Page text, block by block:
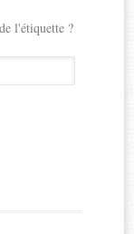
l'étiquette ?